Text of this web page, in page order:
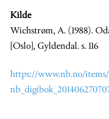
Kilde
Wichstrøm, A. (1988).
[Oslo], Gyldendal. s. 116
https://www.nb.no/